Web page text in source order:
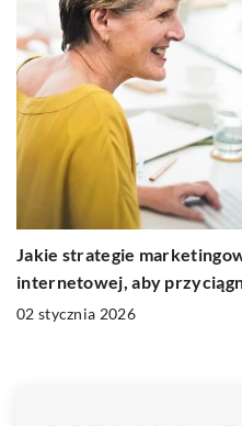
Jakie strategie
internetowej, aby
02 stycznia 2026